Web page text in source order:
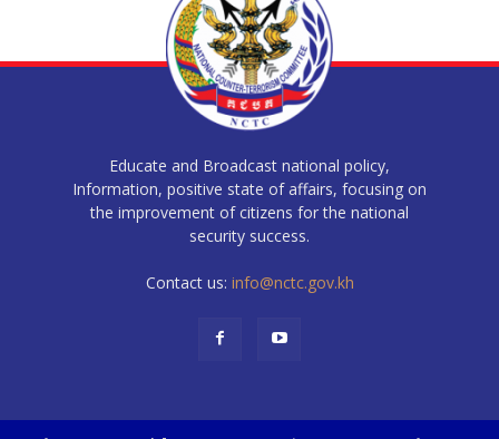
Educate and Broadcast national policy,
Information, positive state of affairs, focusing on
the improvement of citizens for the national
security success.
Contact us: info@nctc.gov.kh